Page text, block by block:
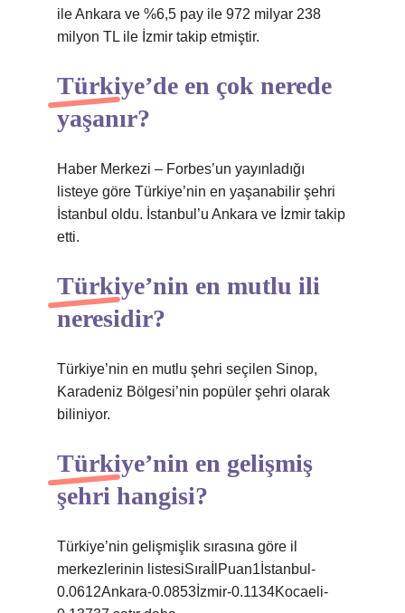
ile Ankara ve %6,5 pay ile 972 milyar 238
milyon TL ile İzmir takip etmiştir.
Türkiye’de en çok nerede
yaşanır?
Haber Merkezi – Forbes’un yayınladığı
listeye göre Türkiye’nin en yaşanabilir şehri
İstanbul oldu. İstanbul’u Ankara ve İzmir takip
etti.
Türkiye’nin en mutlu ili
neresidir?
Türkiye’nin en mutlu şehri seçilen Sinop,
Karadeniz Bölgesi’nin popüler şehri olarak
biliniyor.
Türkiye’nin en gelişmiş
şehri hangisi?
Türkiye’nin gelişmişlik sırasına göre il
merkezlerinin listesiSıraİlPuan1İstanbul-
0.0612Ankara-0.0853İzmir-0.1134Kocaeli-